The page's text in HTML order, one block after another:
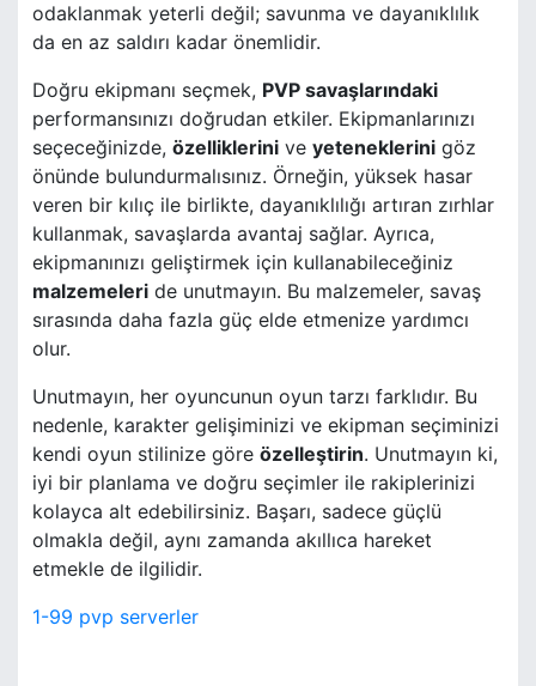
odaklanmak yeterli değil; savunma ve dayanıklılık
da en az saldırı kadar önemlidir.
Doğru ekipmanı seçmek, PVP savaşlarındaki
performansınızı doğrudan etkiler. Ekipmanlarınızı
seçeceğinizde, özelliklerini ve yeteneklerini göz
önünde bulundurmalısınız. Örneğin, yüksek hasar
veren bir kılıç ile birlikte, dayanıklılığı artıran zırhlar
kullanmak, savaşlarda avantaj sağlar. Ayrıca,
ekipmanınızı geliştirmek için kullanabileceğiniz
malzemeleri de unutmayın. Bu malzemeler, savaş
sırasında daha fazla güç elde etmenize yardımcı
olur.
Unutmayın, her oyuncunun oyun tarzı farklıdır. Bu
nedenle, karakter gelişiminizi ve ekipman seçiminizi
kendi oyun stilinize göre özelleştirin. Unutmayın ki,
iyi bir planlama ve doğru seçimler ile rakiplerinizi
kolayca alt edebilirsiniz. Başarı, sadece güçlü
olmakla değil, aynı zamanda akıllıca hareket
etmekle de ilgilidir.
1-99 pvp serverler